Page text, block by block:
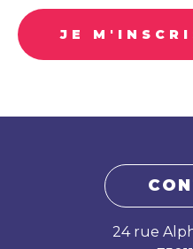
JE
24 rue